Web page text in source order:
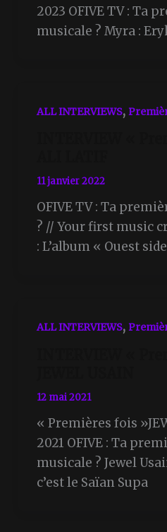
2023 OFIVE TV : Ta
musicale ? Myra :
ALL INTERVIEWS,
11 janvier 2022
OFIVE TV : Ta
? // Your first music
: L’album « Ouest
ALL INTERVIEWS,
12 mai 2021
« Premières fois
2021 OFIVE : Ta
musicale ? Jewel
c’est le Saïan Supa